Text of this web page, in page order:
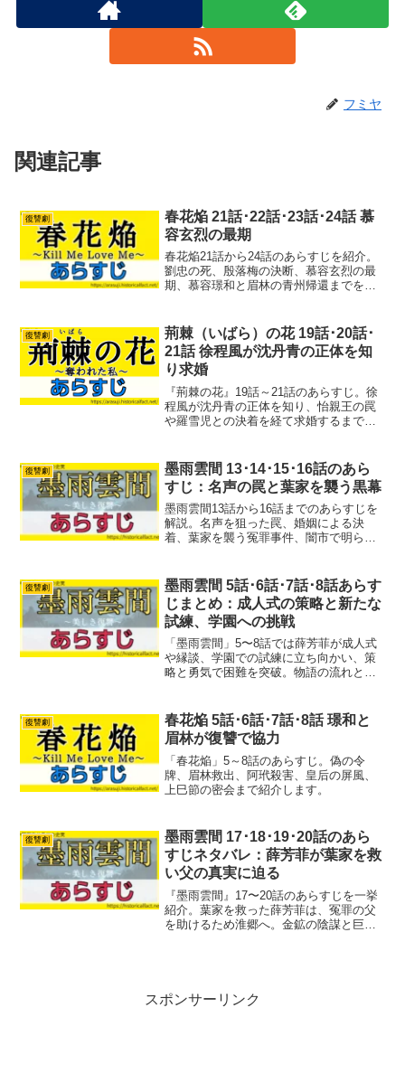
フミヤ
関連記事
復讐劇
春花焔 21話･22話･23話･24話 慕
容玄烈の最期
春花焔21話から24話のあらすじを紹介。
劉忠の死、殷落梅の決断、慕容玄烈の最
期、慕容璟和と眉林の青州帰還までをま
復讐劇
荊棘（いばら）の花 19話･20話･
21話 徐程風が沈丹青の正体を知
り求婚
『荊棘の花』19話～21話のあらすじ。徐
程風が沈丹青の正体を知り、怡親王の罠
や羅雪児との決着を経て求婚するまでを
復讐劇
墨雨雲間 13･14･15･16話のあら
すじ：名声の罠と葉家を襲う黒幕
墨雨雲間13話から16話までのあらすじを
解説。名声を狙った罠、婚姻による決
着、葉家を襲う冤罪事件、闇市で明らか
復讐劇
墨雨雲間 5話･6話･7話･8話あらす
じまとめ：成人式の策略と新たな
試練、学園への挑戦
「墨雨雲間」5〜8話では薛芳菲が成人式
や縁談、学園での試練に立ち向かい、策
略と勇気で困難を突破。物語の流れと時
ろを総まとめ。
復讐劇
春花焔 5話･6話･7話･8話 璟和と
眉林が復讐で協力
「春花焔」5～8話のあらすじ。偽の令
牌、眉林救出、阿玳殺害、皇后の屏風、
上巳節の密会まで紹介します。
復讐劇
墨雨雲間 17･18･19･20話のあら
すじネタバレ：薛芳菲が葉家を救
い父の真実に迫る
『墨雨雲間』17〜20話のあらすじを一挙
紹介。葉家を救った薛芳菲は、冤罪の父
を助けるため淮郷へ。金鉱の陰謀と巨大
スポンサーリンク